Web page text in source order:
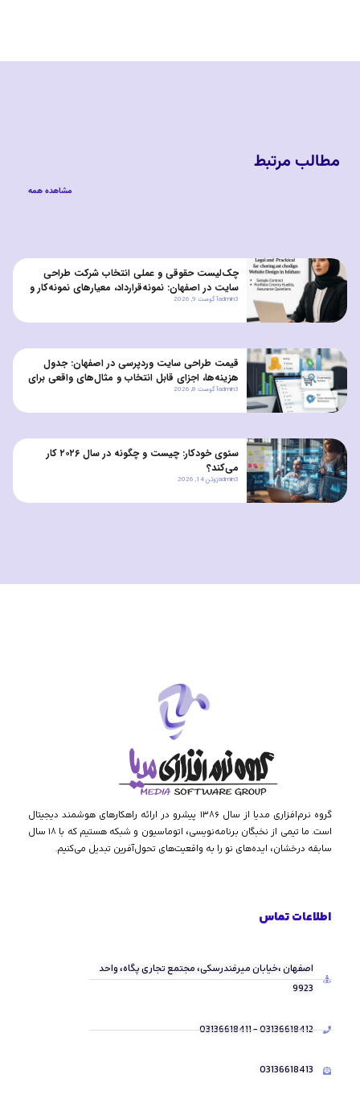
مطالب مرتبط
مشاهده همه
چک‌لیست حقوقی و عملی انتخاب شرکت طراحی
سایت در اصفهان: نمونه‌قرارداد، معیارهای نمونه‌کار و
سوالات تضمین کیفیت
admin3آگوست 9, 2026
قیمت طراحی سایت وردپرسی در اصفهان: جدول
هزینه‌ها، اجزای قابل انتخاب و مثال‌های واقعی برای
کسب‌وکارهای کوچک و متوسط
admin3آگوست 8, 2026
سئوی خودکار: چیست و چگونه در سال ۲۰۲۶ کار
می‌کند؟
admin3ژوئن 14, 2026
گروه نرم‌افزاری مدیا از سال ۱۳۸۶ پیشرو در ارائه راهکارهای هوشمند دیجیتال
است. ما تیمی از نخبگان برنامه‌نویسی، اتوماسیون و شبکه هستیم که با ۱۸ سال
سابقه درخشان، ایده‌های نو را به واقعیت‌های تحول‌آفرین تبدیل می‌کنیم.
اطلاعات تماس
اصفهان ،خیابان میرفندرسکی، مجتمع تجاری پگاه، واحد
9923
03136618412 - 03136618411
03136618413